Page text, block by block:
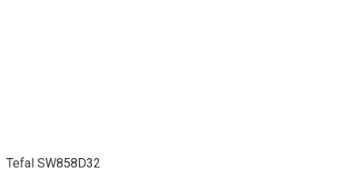
Tefal SW858D32